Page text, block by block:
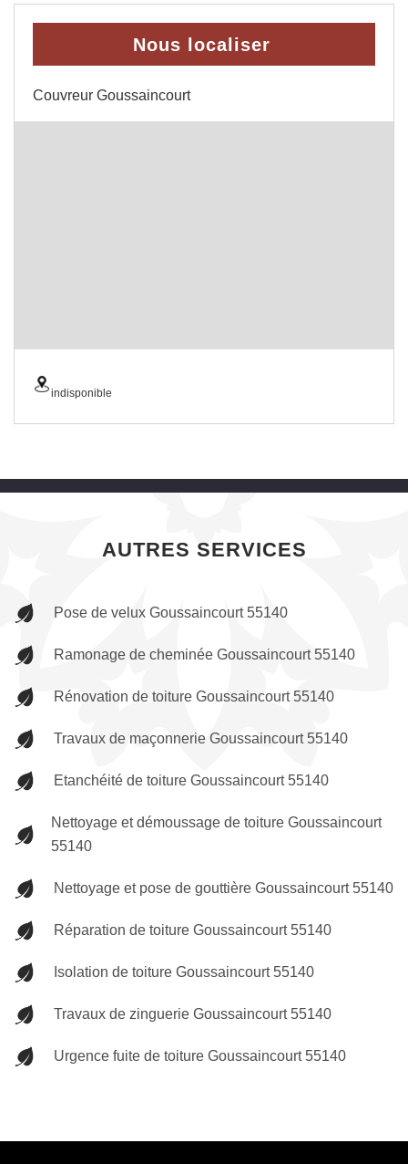
Nous localiser
Couvreur Goussaincourt
indisponible
AUTRES SERVICES
Pose de velux Goussaincourt 55140
Ramonage de cheminée Goussaincourt 55140
Rénovation de toiture Goussaincourt 55140
Travaux de maçonnerie Goussaincourt 55140
Etanchéité de toiture Goussaincourt 55140
Nettoyage et démoussage de toiture Goussaincourt
55140
Nettoyage et pose de gouttière Goussaincourt 55140
Réparation de toiture Goussaincourt 55140
Isolation de toiture Goussaincourt 55140
Travaux de zinguerie Goussaincourt 55140
Urgence fuite de toiture Goussaincourt 55140